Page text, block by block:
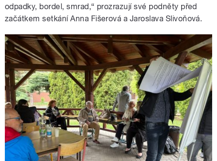
odpadky, bordel, smrad,“ prozrazují své podněty před
začátkem setkání Anna Fišerová a Jaroslava Slivoňová.